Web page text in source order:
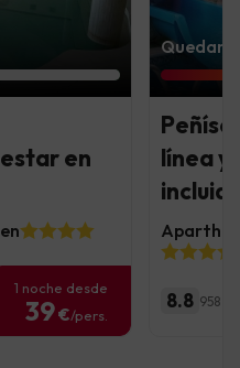
en
1 noche desde
39€/pers.
Quedan
línea y
8.8 958